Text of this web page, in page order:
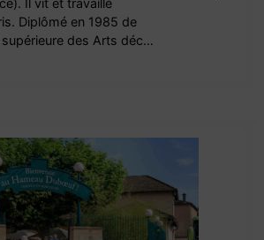
Il vit et travaille
Diplômé en 1985 de
supérieure des Arts déc…